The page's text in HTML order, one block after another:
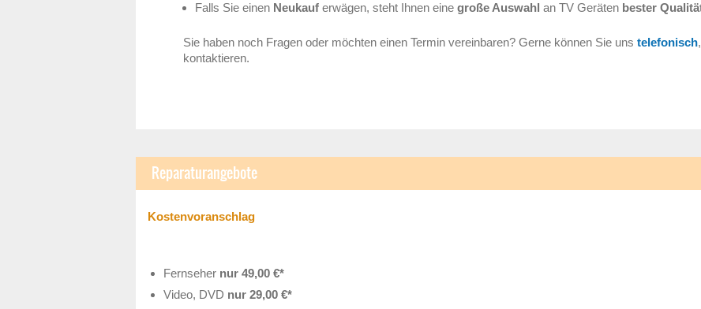
Falls Sie einen Neukauf erwägen, steht Ihnen eine große Auswahl an TV Geräten bester
Sie haben noch Fragen oder möchten einen Termin vereinbaren? Gerne können Sie uns telefonisch
kontaktieren.
Reparaturangebote
Kostenvoranschlag
Fernseher nur 49,00 €*
Video, DVD nur 29,00 €*